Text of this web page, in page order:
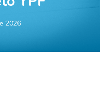
2026